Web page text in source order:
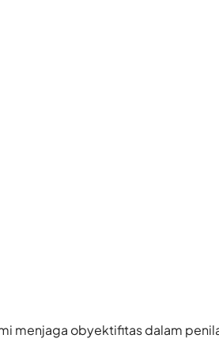
menjaga obyektifitas dalam